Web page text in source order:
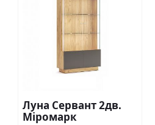
Луна Сервант 2дв.
Міромарк